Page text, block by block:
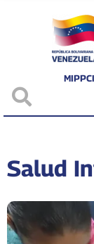
MIPPCI
Salud